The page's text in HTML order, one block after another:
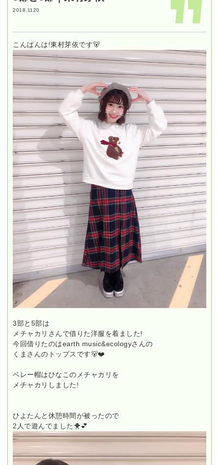
2018.1120
こんばんは!東村芽依です🐻
3部と5部は
メチャカリさんで借りた洋服を着ました!
今回借りたのはearth music&ecologyさんの
くまさんのトップスです🐻❤️
ベレー帽はひなこのメチャカリを
メチャカリしました!
ひよたんと休憩時間が被ったので
2人で遊んでました🐥💕